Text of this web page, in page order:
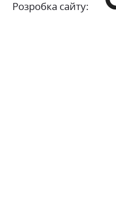
Розробка сайту: